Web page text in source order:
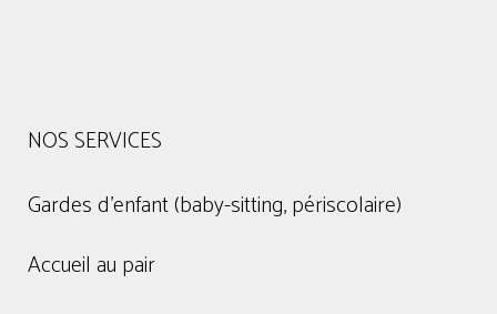
NOS SERVICES
Gardes d'enfant (baby-sitting, périscolaire)
Accueil au pair